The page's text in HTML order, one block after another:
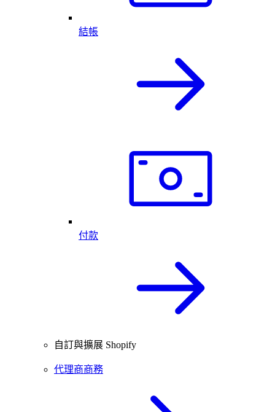
結帳
付款
自訂與擴展 Shopify
代理商商務